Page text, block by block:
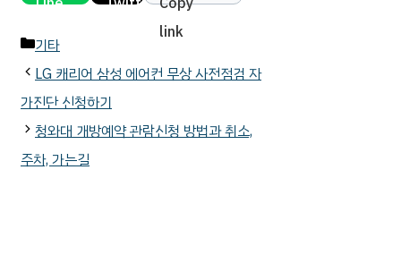
카
테
고
리
기타
LG 캐리어 삼성 에어컨 무상 사전점검 자
가진단 신청하기
청와대 개방예약 관람신청 방법과 취소,
주차, 가는길